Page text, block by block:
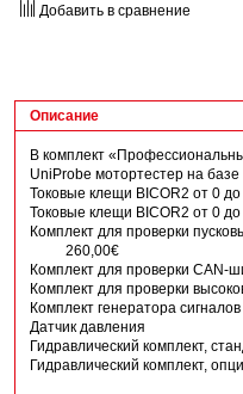
Добавить в сравнение
Описание
В комплект
UniProbe мотортестер
Токовые клещи
Токовые клещи
Комплект для проверки
260,00€
Комплект для
Комплект для проверки
Комплект генератора
Датчик давления
Гидравлический комплект,
Гидравлический